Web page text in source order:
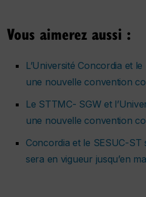
Vous aimerez aussi :
L’Université Concordia et
une nouvelle convention
Le STTMC- SGW et
une nouvelle convention
Concordia et le SESUC-ST
sera en vigueur jusqu’en